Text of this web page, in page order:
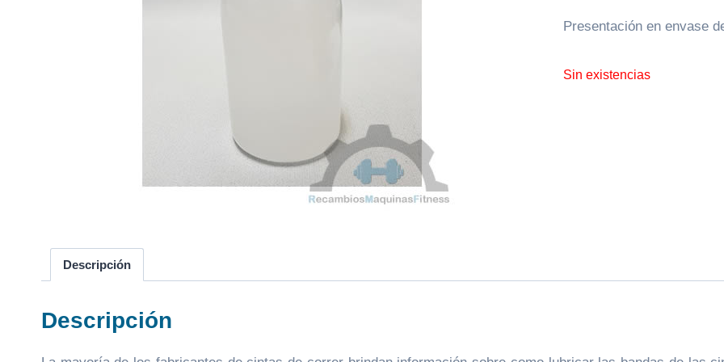
Presentación en envase
Sin existencias
Descripción
Descripción